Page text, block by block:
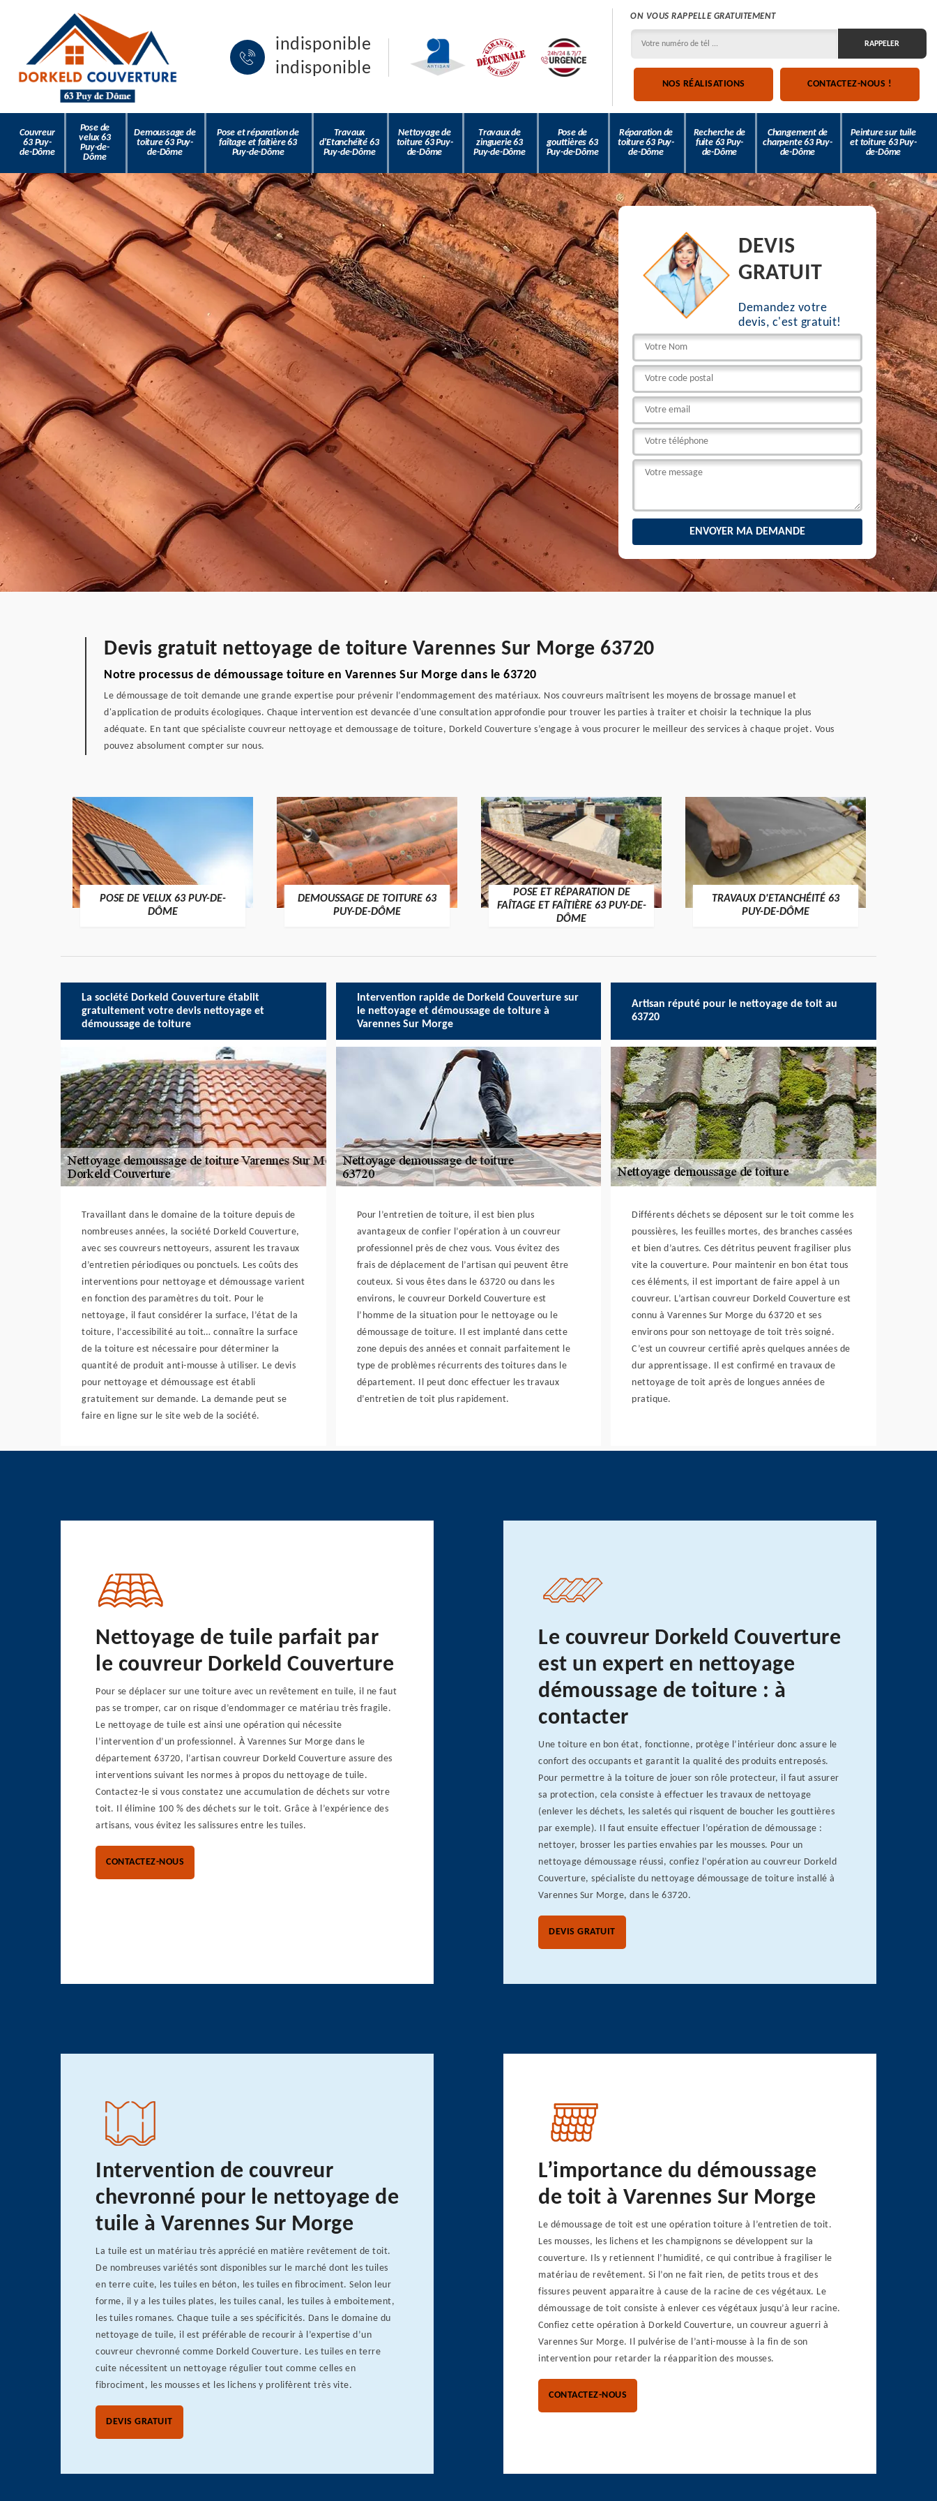
indisponible
indisponible
ON VOUS RAPPELLE GRATUITEMENT
NOS RÉALISATIONS CONTACTEZ-NOUS !
Couvreur
63 Puy-
de-Dôme
Pose de
velux 63
Puy-de-
Dôme
Demoussage de
toiture 63 Puy-
de-Dôme
Pose et réparation de
faîtage et faîtière 63
Puy-de-Dôme
Travaux
d'Etanchéité 63
Puy-de-Dôme
Nettoyage de
toiture 63 Puy-
de-Dôme
Travaux de
zinguerie 63
Puy-de-Dôme
Pose de
gouttières 63
Puy-de-Dôme
Réparation de
toiture 63 Puy-
de-Dôme
Recherche de
fuite 63 Puy-
de-Dôme
Changement de
charpente 63 Puy-
de-Dôme
Peinture sur tuile
et toiture 63 Puy-
de-Dôme
DEVIS
GRATUIT
Demandez votre
devis, c'est gratuit!
Devis gratuit nettoyage de toiture Varennes Sur Morge 63720
Notre processus de démoussage toiture en Varennes Sur Morge dans le 63720
Le démoussage de toit demande une grande expertise pour prévenir l’endommagement des matériaux. Nos couvreurs maîtrisent les moyens de brossage manuel et
d'application de produits écologiques. Chaque intervention est devancée d'une consultation approfondie pour trouver les parties à traiter et choisir la technique la plus
adéquate. En tant que spécialiste couvreur nettoyage et demoussage de toiture, Dorkeld Couverture s’engage à vous procurer le meilleur des services à chaque projet. Vous
pouvez absolument compter sur nous.
POSE DE VELUX 63 PUY-DE-
DÔME
DEMOUSSAGE DE TOITURE 63
PUY-DE-DÔME
POSE ET RÉPARATION DE
FAÎTAGE ET FAÎTIÈRE 63 PUY-DE-
DÔME
TRAVAUX D'ETANCHÉITÉ 63
PUY-DE-DÔME
La société Dorkeld Couverture établit
gratuitement votre devis nettoyage et
démoussage de toiture
Travaillant dans le domaine de la toiture depuis de
nombreuses années, la société Dorkeld Couverture,
avec ses couvreurs nettoyeurs, assurent les travaux
d’entretien périodiques ou ponctuels. Les coûts des
interventions pour nettoyage et démoussage varient
en fonction des paramètres du toit. Pour le
nettoyage, il faut considérer la surface, l’état de la
toiture, l’accessibilité au toit… connaître la surface
de la toiture est nécessaire pour déterminer la
quantité de produit anti-mousse à utiliser. Le devis
pour nettoyage et démoussage est établi
gratuitement sur demande. La demande peut se
faire en ligne sur le site web de la société.
Intervention rapide de Dorkeld Couverture sur
le nettoyage et démoussage de toiture à
Varennes Sur Morge
Pour l’entretien de toiture, il est bien plus
avantageux de confier l’opération à un couvreur
professionnel près de chez vous. Vous évitez des
frais de déplacement de l’artisan qui peuvent être
couteux. Si vous êtes dans le 63720 ou dans les
environs, le couvreur Dorkeld Couverture est
l’homme de la situation pour le nettoyage ou le
démoussage de toiture. Il est implanté dans cette
zone depuis des années et connait parfaitement le
type de problèmes récurrents des toitures dans le
département. Il peut donc effectuer les travaux
d’entretien de toit plus rapidement.
Artisan réputé pour le nettoyage de toit au
63720
Différents déchets se déposent sur le toit comme les
poussières, les feuilles mortes, des branches cassées
et bien d’autres. Ces détritus peuvent fragiliser plus
vite la couverture. Pour maintenir en bon état tous
ces éléments, il est important de faire appel à un
couvreur. L’artisan couvreur Dorkeld Couverture est
connu à Varennes Sur Morge du 63720 et ses
environs pour son nettoyage de toit très soigné.
C’est un couvreur certifié après quelques années de
dur apprentissage. Il est confirmé en travaux de
nettoyage de toit après de longues années de
pratique.
Nettoyage de tuile parfait par
le couvreur Dorkeld Couverture
Pour se déplacer sur une toiture avec un revêtement en tuile, il ne faut
pas se tromper, car on risque d’endommager ce matériau très fragile.
Le nettoyage de tuile est ainsi une opération qui nécessite
l’intervention d’un professionnel. À Varennes Sur Morge dans le
département 63720, l’artisan couvreur Dorkeld Couverture assure des
interventions suivant les normes à propos du nettoyage de tuile.
Contactez-le si vous constatez une accumulation de déchets sur votre
toit. Il élimine 100 % des déchets sur le toit. Grâce à l’expérience des
artisans, vous évitez les salissures entre les tuiles.
CONTACTEZ-NOUS
Le couvreur Dorkeld Couverture
est un expert en nettoyage
démoussage de toiture : à
contacter
Une toiture en bon état, fonctionne, protège l’intérieur donc assure le
confort des occupants et garantit la qualité des produits entreposés.
Pour permettre à la toiture de jouer son rôle protecteur, il faut assurer
sa protection, cela consiste à effectuer les travaux de nettoyage
(enlever les déchets, les saletés qui risquent de boucher les gouttières
par exemple). Il faut ensuite effectuer l’opération de démoussage :
nettoyer, brosser les parties envahies par les mousses. Pour un
nettoyage démoussage réussi, confiez l’opération au couvreur Dorkeld
Couverture, spécialiste du nettoyage démoussage de toiture installé à
Varennes Sur Morge, dans le 63720.
DEVIS GRATUIT
Intervention de couvreur
chevronné pour le nettoyage de
tuile à Varennes Sur Morge
La tuile est un matériau très apprécié en matière revêtement de toit.
De nombreuses variétés sont disponibles sur le marché dont les tuiles
en terre cuite, les tuiles en béton, les tuiles en fibrociment. Selon leur
forme, il y a les tuiles plates, les tuiles canal, les tuiles à emboitement,
les tuiles romanes. Chaque tuile a ses spécificités. Dans le domaine du
nettoyage de tuile, il est préférable de recourir à l’expertise d’un
couvreur chevronné comme Dorkeld Couverture. Les tuiles en terre
cuite nécessitent un nettoyage régulier tout comme celles en
fibrociment, les mousses et les lichens y prolifèrent très vite.
DEVIS GRATUIT
L’importance du démoussage
de toit à Varennes Sur Morge
Le démoussage de toit est une opération toiture à l’entretien de toit.
Les mousses, les lichens et les champignons se développent sur la
couverture. Ils y retiennent l’humidité, ce qui contribue à fragiliser le
matériau de revêtement. Si l’on ne fait rien, de petits trous et des
fissures peuvent apparaitre à cause de la racine de ces végétaux. Le
démoussage de toit consiste à enlever ces végétaux jusqu’à leur racine.
Confiez cette opération à Dorkeld Couverture, un couvreur aguerri à
Varennes Sur Morge. Il pulvérise de l’anti-mousse à la fin de son
intervention pour retarder la réapparition des mousses.
CONTACTEZ-NOUS